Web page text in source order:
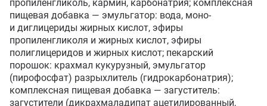
пропиленгликоль, кармин, карбонатрия; комплексная
пищевая добавка — эмульгатор: вода, моно-
и диглицериды жирных кислот, эфиры
пропиленгликоля и жирных кислот, эфиры
полиглицеридов и жирных кислот; пекарский
порошок: крахмал кукурузный, эмульгатор
(пирофосфат) разрыхлитель (гидрокарбонатрия);
комплексная пищевая добавка — загуститель:
загустители (дикрахмаладипат ацетилированный,